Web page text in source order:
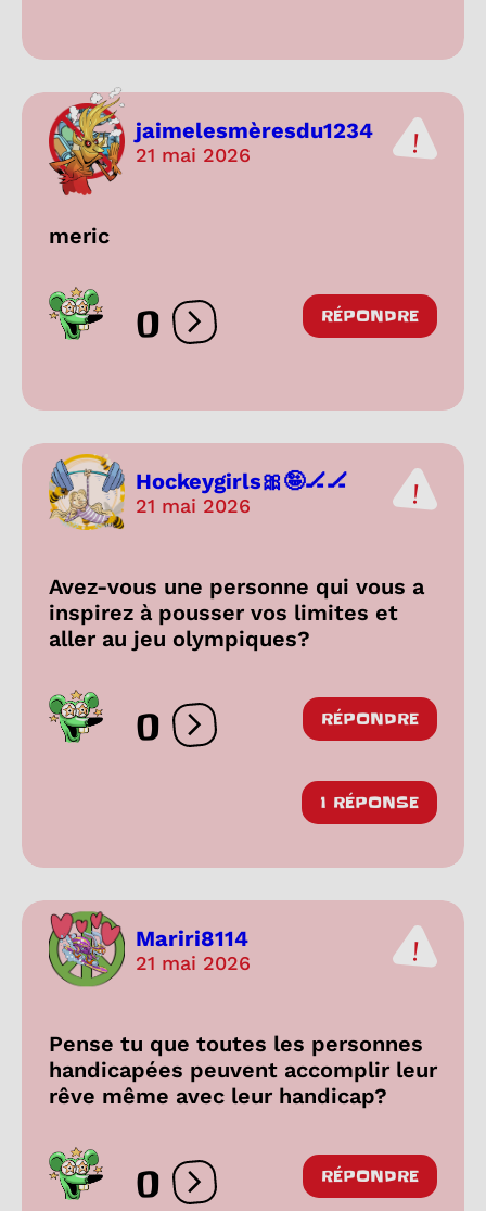
jaimelesmèresdu1234
21 mai 2026
meric
0 Ouvrir les réactions
RÉPONDRE
Hockeygirls🎀🤪🏒🏒
21 mai 2026
Avez-vous une personne qui vous a
inspirez à pousser vos limites et
aller au jeu olympiques?
0 Ouvrir les réactions
RÉPONDRE
1 RÉPONSE
Mariri8114
21 mai 2026
Pense tu que toutes les personnes
handicapées peuvent accomplir leur
rêve même avec leur handicap?
0 Ouvrir les réactions
RÉPONDRE